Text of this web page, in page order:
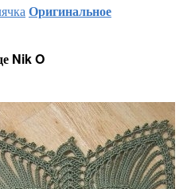
Оригинальное
Nik O